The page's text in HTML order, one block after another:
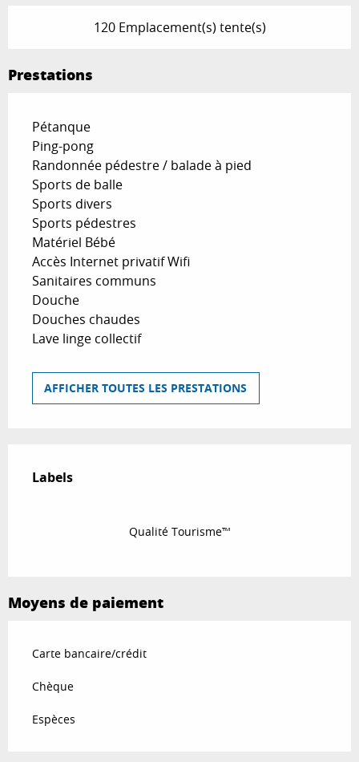
120 Emplacement(s) tente(s)
Prestations
Pétanque
Ping-pong
Randonnée pédestre / balade à pied
Sports de balle
Sports divers
Sports pédestres
Matériel Bébé
Accès Internet privatif Wifi
Sanitaires communs
Douche
Douches chaudes
Lave linge collectif
AFFICHER TOUTES LES PRESTATIONS
Labels
Labels
Qualité Tourisme™
Moyens de paiement
Carte bancaire/crédit
Chèque
Espèces